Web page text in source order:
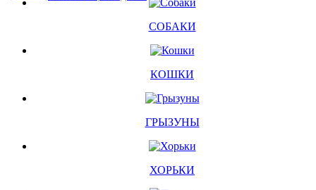
СОБАКИ
КОШКИ
ГРЫЗУНЫ
ХОРЬКИ